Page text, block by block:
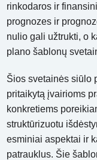
rinkodaros ir
prognozes ir
nulio gali užtrukti, o
plano šablonų
Šios svetainės siūlo
pritaikytą įvairioms
konkretiems
struktūrizuotu
esminiai aspektai ir
patrauklus. Šie